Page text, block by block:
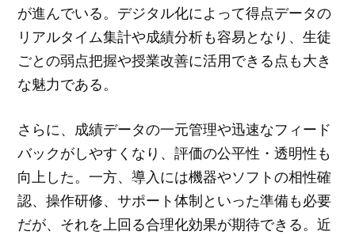
が進んでいる。デジタル化によって得点データの
リアルタイム集計や成績分析も容易となり、生徒
ごとの弱点把握や授業改善に活用できる点も大き
な魅力である。
さらに、成績データの一元管理や迅速なフィード
バックがしやすくなり、評価の公平性・透明性も
向上した。一方、導入には機器やソフトの相性確
認、操作研修、サポート体制といった準備も必要
だが、それを上回る合理化効果が期待できる。近